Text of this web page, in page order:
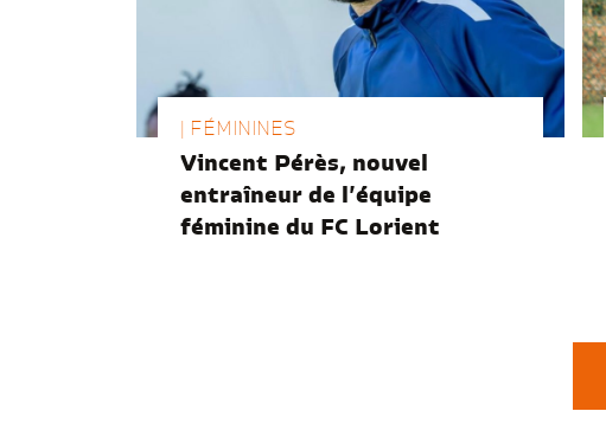
| FÉMININES
Vincent Pérès, nouvel
entraîneur de l’équipe
féminine du FC Lorient